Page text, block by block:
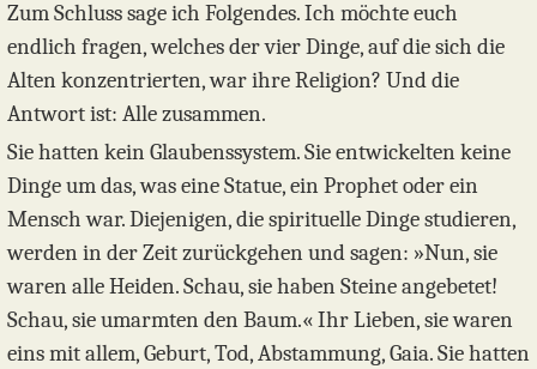
Zum Schluss sage ich Folgendes. Ich möchte euch
endlich fragen, welches der vier Dinge, auf die sich die
Alten konzentrierten, war ihre Religion? Und die
Antwort ist: Alle zusammen.
Sie hatten kein Glaubenssystem. Sie entwickelten keine
Dinge um das, was eine Statue, ein Prophet oder ein
Mensch war. Diejenigen, die spirituelle Dinge studieren,
werden in der Zeit zurückgehen und sagen: »Nun, sie
waren alle Heiden. Schau, sie haben Steine angebetet!
Schau, sie umarmten den Baum.« Ihr Lieben, sie waren
eins mit allem, Geburt, Tod, Abstammung, Gaia. Sie hatten